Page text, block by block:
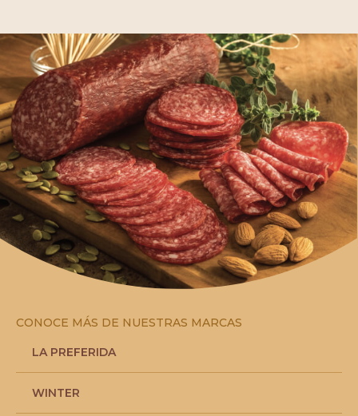
CONOCE MÁS DE NUESTRAS MARCAS
LA PREFERIDA
WINTER